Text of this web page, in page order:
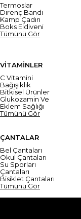
Termoslar
Direnç Bandı
Kamp Çadırı
Boks Eldiveni
Tümünü Gör
VİTAMİNLER
C Vitamini
Bağışıklık
Bitkisel Ürünler
Glukozamin Ve
Eklem Sağlığı
Tümünü Gör
ÇANTALAR
Bel Çantaları
Okul Çantaları
Su Sporları
Çantaları
Bisiklet Çantaları
Tümünü Gör